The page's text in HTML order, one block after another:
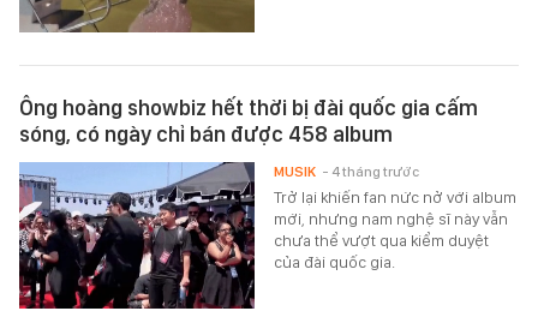
Ông hoàng showbiz hết thời bị đài quốc gia cấm
sóng, có ngày chỉ bán được 458 album
Trở lại khiến fan nức nở với album
mới, nhưng nam nghệ sĩ này vẫn
chưa thể vượt qua kiểm duyệt
của đài quốc gia.
MUSIK - 4 tháng trước